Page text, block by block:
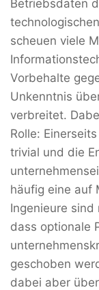
Betriebsdaten
scheuen viele
Vorbehalte
Unkenntnis
verbreitet.
Rolle:
trivial und die
häufig eine auf
Ingenieure
dass optionale
geschoben
dabei aber